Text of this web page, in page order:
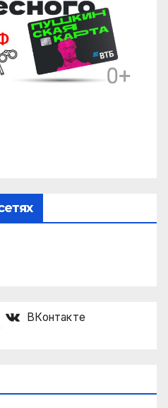
ВКонтакте